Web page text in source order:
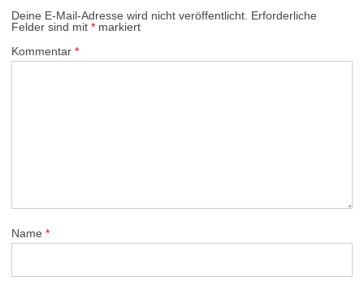
Deine E-Mail-Adresse wird nicht veröffentlicht. Erforderliche
Felder sind mit * markiert
Kommentar *
Name *